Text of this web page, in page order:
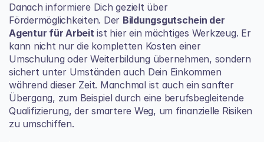
Danach informiere Dich gezielt über
Fördermöglichkeiten. Der Bildungsgutschein der
Agentur für Arbeit ist hier ein mächtiges Werkzeug. Er
kann nicht nur die kompletten Kosten einer
Umschulung oder Weiterbildung übernehmen, sondern
sichert unter Umständen auch Dein Einkommen
während dieser Zeit. Manchmal ist auch ein sanfter
Übergang, zum Beispiel durch eine berufsbegleitende
Qualifizierung, der smartere Weg, um finanzielle Risiken
zu umschiffen.